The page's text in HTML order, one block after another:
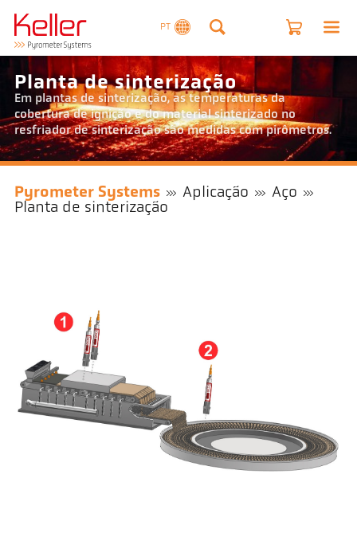
PT
Planta de sinterização
Em plantas de sinterização, as temperaturas da
cobertura de ignição e do material sinterizado no
resfriador de sinterização são medidas com pirômetros.
Pyrometer Systems Aplicação
Aço
Planta de sinterização